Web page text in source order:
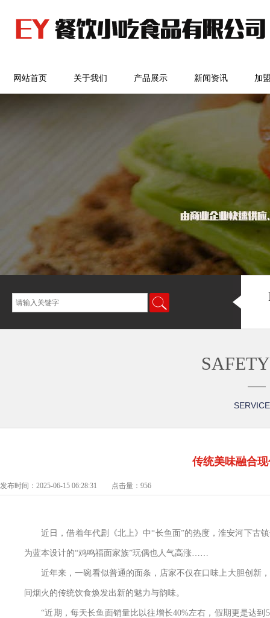
网站首页 关于我们 产品展示 新闻资讯 加
传统美味融合
发布时间：2025-06-15 06:28:31 点击量： 956
近日，借着年代剧《北上》中“长鱼面”的热度，淮安河下古
为蓝本设计的“鸡鸣福面家族”玩偶也人气高涨……
近年来，一碗看似普通的面条，店家不仅在口味上大胆创新，
间烟火的传统饮食焕发出新的魅力与韵味。
“近期，每天长鱼面销量比以往增长40%左右，假期更是达到